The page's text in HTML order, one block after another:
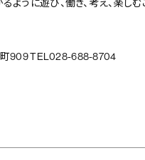
ように遊び、働き、考え、楽
909 TEL028-688-8704